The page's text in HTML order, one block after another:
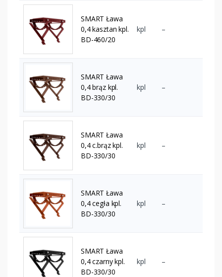
SMART Ława
0,4 kasztan kpl.
BD-460/20
kpl –
SMART Ława
0,4 brąz kpl.
BD-330/30
kpl –
SMART Ława
0,4 c.brąz kpl.
BD-330/30
kpl –
SMART Ława
0,4 cegła kpl.
BD-330/30
kpl –
SMART Ława
0,4 czarny kpl.
BD-330/30
kpl –